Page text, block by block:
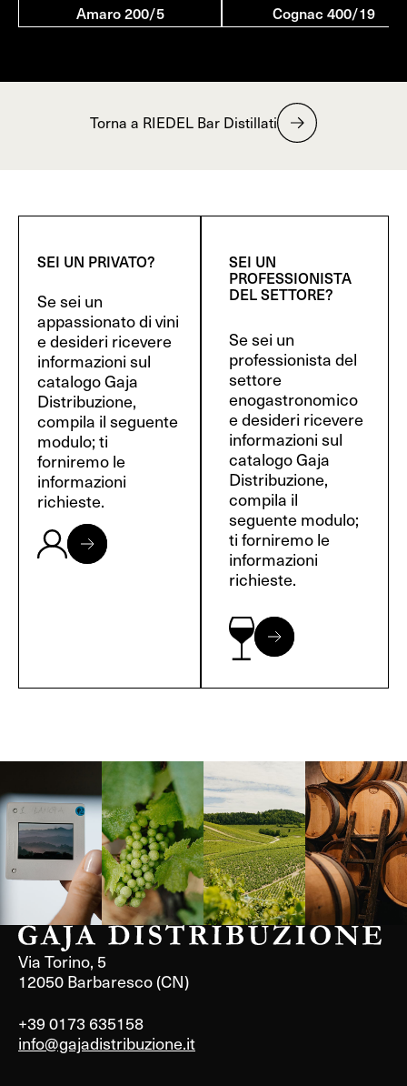
Amaro 200/5 Cognac 400/19
Torna a RIEDEL Bar Distillati
SEI UN PRIVATO?
Se sei un
appassionato di vini
e desideri ricevere
informazioni sul
catalogo Gaja
Distribuzione,
compila il seguente
modulo; ti
forniremo le
informazioni
richieste.
SEI UN
PROFESSIONISTA
DEL SETTORE?
Se sei un
professionista del
settore
enogastronomico
e desideri ricevere
informazioni sul
catalogo Gaja
Distribuzione,
compila il
seguente modulo;
ti forniremo le
informazioni
richieste.
Borgogna,
Francia
Borgogna,
Francia
Instagram
Via Torino, 5
12050 Barbaresco (CN)
+39 0173 635158
info@gajadistribuzione.it